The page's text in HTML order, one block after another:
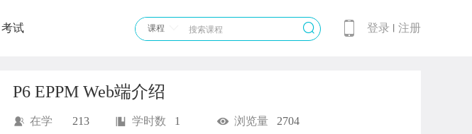
考试 课程 登录 注册
P6 EPPM Web端介绍
在学 213 学时数 1 浏览量 2704